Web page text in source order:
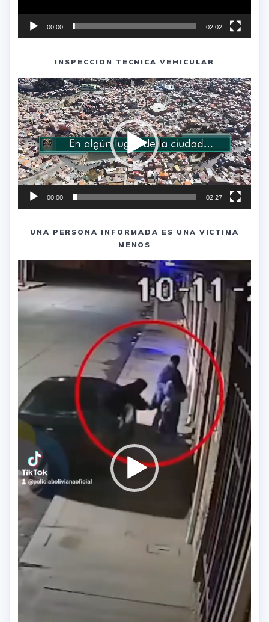
00:00 02:02
INSPECCION TECNICA VEHICULAR
Reproductor
de
vídeo
00:00 02:27
UNA PERSONA INFORMADA ES UNA VICTIMA
MENOS
Reproductor
de
vídeo